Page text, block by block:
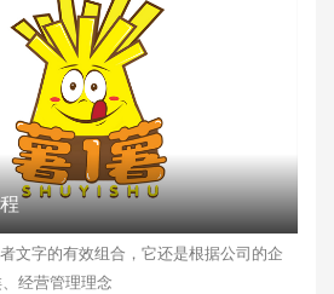
文字的有效组合，它还是根据公司的企
经营管理理念